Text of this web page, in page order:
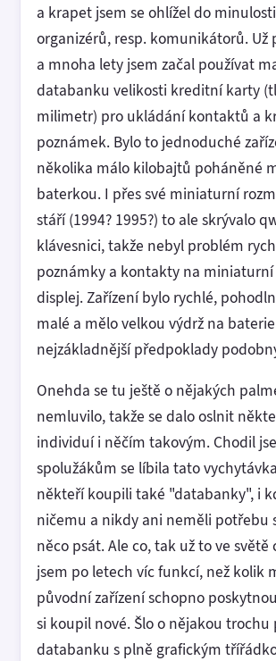
a krapet jsem se ohlížel do
organizérů, resp. komunikátorů. Už
a mnoha lety jsem začal používat
databanku velikosti kreditní karty
milimetr) pro ukládání kontaktů a
poznámek. Bylo to jednoduché
několika málo kilobajtů poháněné
baterkou. I přes své miniaturní
stáří (1994? 1995?) to ale skrývalo
klávesnici, takže nebyl problém
poznámky a kontakty na
displej. Zařízení bylo rychlé,
malé a mělo velkou výdrž na
nejzákladnější předpoklady
Onehda se tu ještě o nějakých
nemluvilo, takže se dalo oslnit
individuí i něčím takovým. Chodil
spolužákům se líbila tato
někteří koupili také "databanky", i
ničemu a nikdy ani neměli potřebu
něco psát. Ale co, tak už to ve světě
jsem po letech víc funkcí, než kolik
původní zařízení schopno
si koupil nové. Šlo o nějakou trochu
databanku s plně grafickým